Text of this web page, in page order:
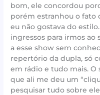
bom, ele concordou
porém estranhou o fato
eu não gostava do
ingressos para irmos ao
a esse show sem
repertório da dupla, só
em rádio e tudo mais. O
que ali me deu um
pesquisar tudo sobre